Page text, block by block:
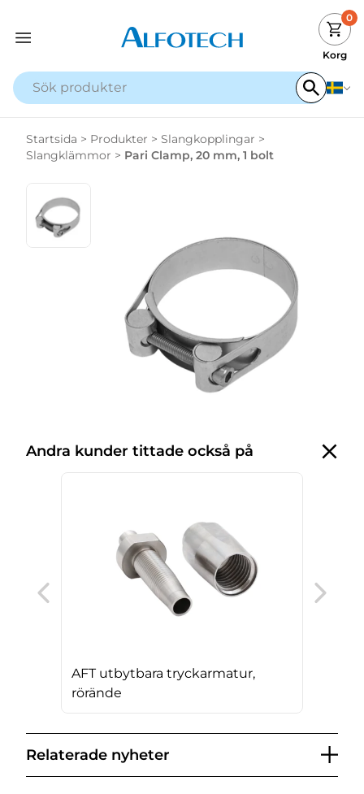
0
Korg
Startsida > Produkter > Slangkopplingar >
Slangklämmor > Pari Clamp, 20 mm, 1 bolt
Andra kunder tittade också på
AFT utbytbara tryckarmatur,
rörände
Relaterade nyheter